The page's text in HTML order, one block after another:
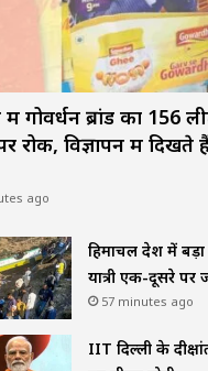
गोवर्धन ब्रांड का 156
पर रोक, विज्ञापन में
ago
हिमाचल प्रदेश में
यात्री एक-दूसरे पर
57 minutes ago
IIT दिल्ली के